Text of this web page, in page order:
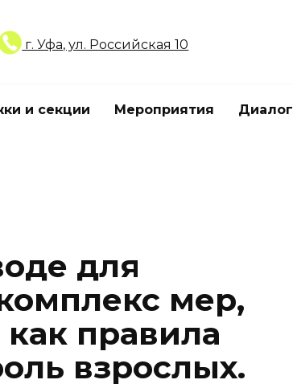
г. Уфа, ул. Российская 10
и секции Мероприятия Диалог
для
мер,
правила
взрослых.